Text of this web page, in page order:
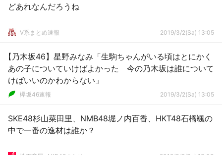
どあれなんだろうね
V系まとめ速報 2019/3/2(Sa) 13:05
【乃木坂46】星野みなみ「生駒ちゃんがいる頃はとにかく
あの子についていけばよかった 今の乃木坂は誰について
けばいいのかわからない」
欅坂46速報 2019/3/2(Sa) 13:05
SKE48杉山菜田里、NMB48堀ノ内百香、HKT48石橋颯の
中で一番の逸材は誰か？